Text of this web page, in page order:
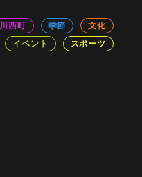
川西町 季節
文化
イベント
スポーツ